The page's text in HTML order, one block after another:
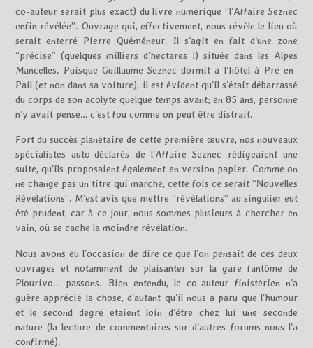
co-auteur serait plus exact) du livre numérique “l’Affaire Seznec
enfin révélée”. Ouvrage qui, effectivement, nous révèle le lieu où
serait enterré Pierre Quéméneur. Il s’agit en fait d’une zone
“précise” (quelques milliers d’hectares !) située dans les Alpes
Mancelles. Puisque Guillaume Seznec dormit à l’hôtel à Pré-en-
Pail (et non dans sa voiture), il est évident qu’il s’était débarrassé
du corps de son acolyte quelque temps avant; en 85 ans, personne
n’y avait pensé… c’est fou comme on peut être distrait.
Fort du succès planétaire de cette première œuvre, nos nouveaux
spécialistes auto-déclarés de l’Affaire Seznec rédigeaient une
suite, qu’ils proposaient également en version papier. Comme on
ne change pas un titre qui marche, cette fois ce serait “Nouvelles
Révélations”. M’est avis que mettre “révélations” au singulier eut
été prudent, car à ce jour, nous sommes plusieurs à chercher en
vain, où se cache la moindre révélation.
Nous avons eu l’occasion de dire ce que l’on pensait de ces deux
ouvrages et notamment de plaisanter sur la gare fantôme de
Plourivo… passons. Bien entendu, le co-auteur finistérien n’a
guère apprécié la chose, d’autant qu’il nous a paru que l’humour
et le second degré étaient loin d’être chez lui une seconde
nature (la lecture de commentaires sur d’autres forums nous l’a
confirmé).